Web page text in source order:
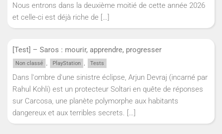
Nous entrons dans la deuxième moitié de cette année 2026
et celle-ci est déjà riche de […]
[Test] – Saros : mourir, apprendre, progresser
Non classé , PlayStation , Tests
Dans l'ombre d'une sinistre éclipse, Arjun Devraj (incarné par
Rahul Kohli) est un protecteur Soltari en quête de réponses
sur Carcosa, une planète polymorphe aux habitants
dangereux et aux terribles secrets. […]